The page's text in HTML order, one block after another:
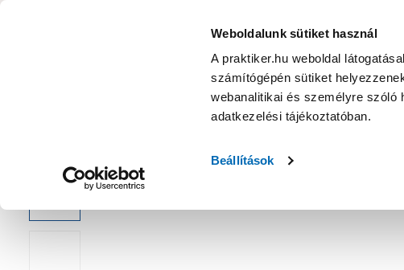
Weboldalunk sütiket használ
A praktiker.hu weboldal
számítógépén sütiket
webanalitikai és személyre szóló
adatkezelési tájékoztatóban.
Beállítások
KATEGÓRIÁK
Nyereményjáték